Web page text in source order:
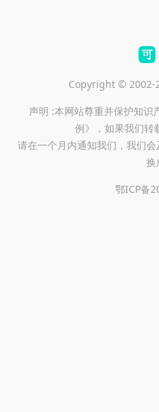
Copyright © 2002-
声明 :本网站尊重并保护知识
例》，如果我们转
请在一个月内通知我们，我们
换
鄂ICP备